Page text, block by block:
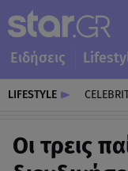
Ειδήσεις
LIFESTYLE
Οι τρεις